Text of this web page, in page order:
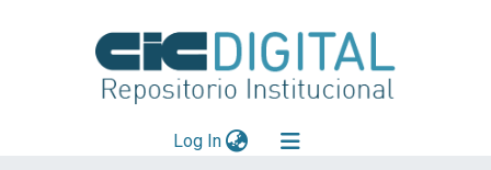
Log In(current)